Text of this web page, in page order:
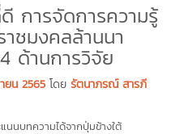
การจัดการความรู้
าชมงคลล้านนา
ด้านการวิจัย
น 2565 โดย รัตนาภรณ์ สารภี
นนบทความได้จากปุ่มข้างใต้